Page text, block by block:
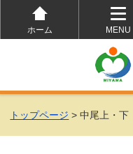
ホーム
MENU
トップページ > 中尾上・下